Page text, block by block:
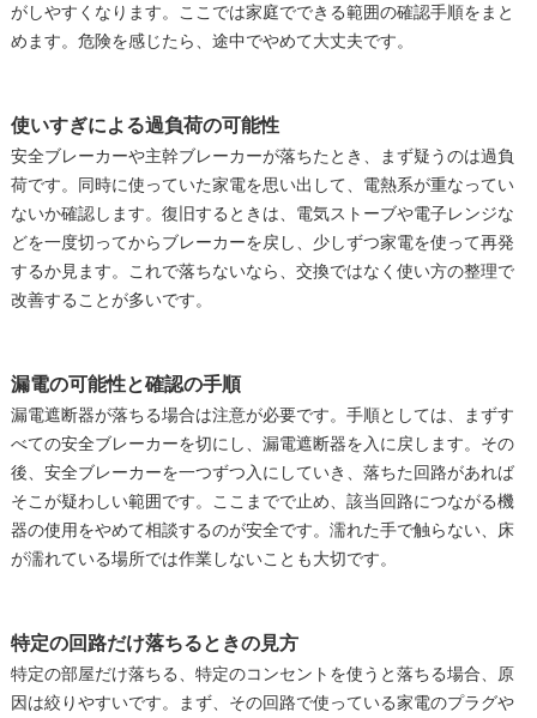
がしやすくなります。ここでは家庭でできる範囲の確認手順をまと
めます。危険を感じたら、途中でやめて大丈夫です。
使いすぎによる過負荷の可能性
安全ブレーカーや主幹ブレーカーが落ちたとき、まず疑うのは過負
荷です。同時に使っていた家電を思い出して、電熱系が重なってい
ないか確認します。復旧するときは、電気ストーブや電子レンジな
どを一度切ってからブレーカーを戻し、少しずつ家電を使って再発
するか見ます。これで落ちないなら、交換ではなく使い方の整理で
改善することが多いです。
漏電の可能性と確認の手順
漏電遮断器が落ちる場合は注意が必要です。手順としては、まずす
べての安全ブレーカーを切にし、漏電遮断器を入に戻します。その
後、安全ブレーカーを一つずつ入にしていき、落ちた回路があれば
そこが疑わしい範囲です。ここまでで止め、該当回路につながる機
器の使用をやめて相談するのが安全です。濡れた手で触らない、床
が濡れている場所では作業しないことも大切です。
特定の回路だけ落ちるときの見方
特定の部屋だけ落ちる、特定のコンセントを使うと落ちる場合、原
因は絞りやすいです。まず、その回路で使っている家電のプラグや